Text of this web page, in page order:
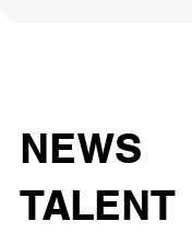
NEWS
TALENT